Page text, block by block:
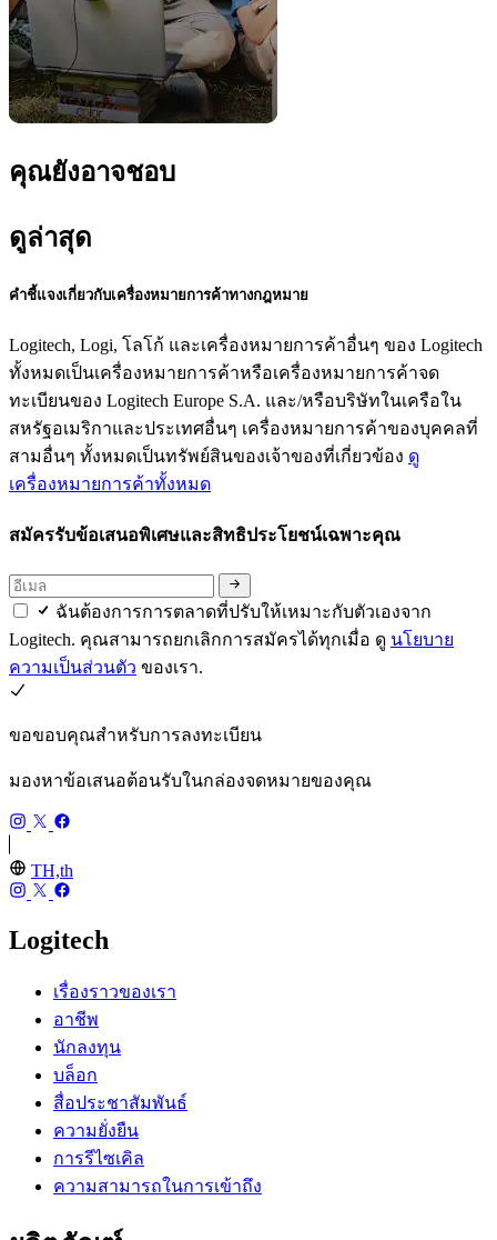
คุณยังอาจชอบ
ดูล่าสุด
คำชี้แจงเกี่ยวกับเครื่องหมายการค้าทางกฎหมาย
Logitech, Logi, โลโก้ และเครื่องหมายการค้าอื่นๆ ของ Logitech
ทั้งหมดเป็นเครื่องหมายการค้าหรือเครื่องหมายการค้าจด
ทะเบียนของ Logitech Europe S.A. และ/หรือบริษัทในเครือใน
สหรัฐอเมริกาและประเทศอื่นๆ เครื่องหมายการค้าของบุคคลที่
สามอื่นๆ ทั้งหมดเป็นทรัพย์สินของเจ้าของที่เกี่ยวข้อง ดู
เครื่องหมายการค้าทั้งหมด
สมัครรับข้อเสนอพิเศษและสิทธิประโยชน์เฉพาะคุณ
ฉันต้องการการตลาดที่ปรับให้เหมาะกับตัวเองจาก
Logitech. คุณสามารถยกเลิกการสมัครได้ทุกเมื่อ ดู นโยบาย
ความเป็นส่วนตัว ของเรา.
ขอขอบคุณสำหรับการลงทะเบียน
มองหาข้อเสนอต้อนรับในกล่องจดหมายของคุณ
TH,th
Logitech
เรื่องราวของเรา
อาชีพ
นักลงทุน
บล็อก
สื่อประชาสัมพันธ์
ความยั่งยืน
การรีไซเคิล
ความสามารถในการเข้าถึง